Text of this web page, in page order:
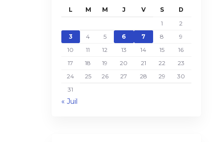
L M M J V S
D
1
2
3
4 5 6 7 8
9
10
11 12 13 14 15
16
17
18 19 20 21 22
23
24
25 26 27 28 29
30
31
« Juil